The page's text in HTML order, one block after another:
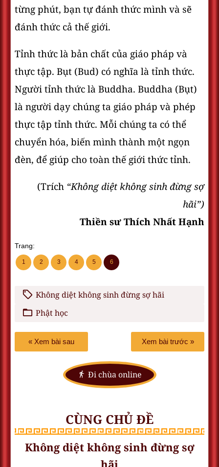
từng phút, bạn tự đánh thức mình và sẽ
đánh thức cả thế giới.
Tỉnh thức là bản chất của giáo pháp và
thực tập. Bụt (Bud) có nghĩa là tỉnh thức.
Người tỉnh thức là Buddha. Buddha (Bụt)
là người dạy chúng ta giáo pháp và phép
thực tập tỉnh thức. Mỗi chúng ta có thể
chuyển hóa, biến mình thành một ngọn
đèn, để giúp cho toàn thế giới thức tỉnh.
(Trích “Không diệt không sinh đừng sợ
hãi”)
Thiền sư Thích Nhất Hạnh
Trang:
1 2 3 4 5 6
Không diệt không sinh đừng sợ hãi
Phật học
« Xem bài sau Xem bài trước »
Đi chùa online
CÙNG CHỦ ĐỀ
Không diệt không sinh đừng sợ